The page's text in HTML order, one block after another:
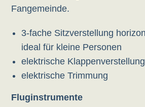
Fangemeinde.
3-fache Sitzverstellung
ideal für kleine Personen
elektrische
elektrische Trimmung
Fluginstrumente